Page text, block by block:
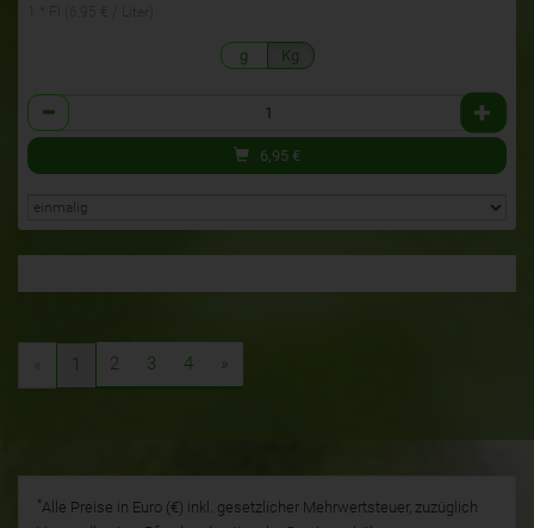
g Kg
Anzahl
6,95 €
1 2 3 4 »
*Alle Preise in Euro (€) inkl. gesetzlicher Mehrwertsteuer, zuzüglich